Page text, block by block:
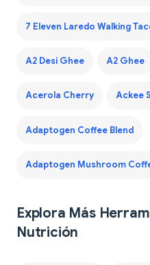
7 Eleven Laredo Walking
A2 Desi Ghee A2 Ghee
Acerola Cherry Ackee
Adaptogen Coffee Blend
Adaptogen Mushroom
Explora Más
Nutrición